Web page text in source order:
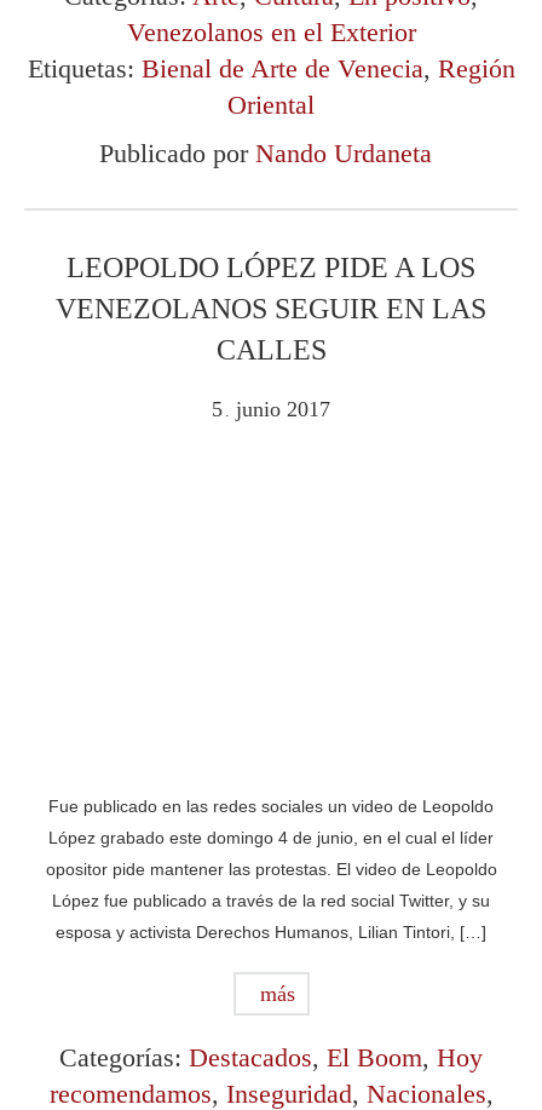
Venezolanos en el Exterior
Etiquetas: Bienal de Arte de Venecia, Región
Oriental
Publicado por Nando Urdaneta
LEOPOLDO LÓPEZ PIDE A LOS
VENEZOLANOS SEGUIR EN LAS
CALLES
5 junio 2017
Fue publicado en las redes sociales un video de Leopoldo
López grabado este domingo 4 de junio, en el cual el líder
opositor pide mantener las protestas. El video de Leopoldo
López fue publicado a través de la red social Twitter, y su
esposa y activista Derechos Humanos, Lilian Tintori, […]
más
Categorías: Destacados, El Boom, Hoy
recomendamos, Inseguridad, Nacionales,